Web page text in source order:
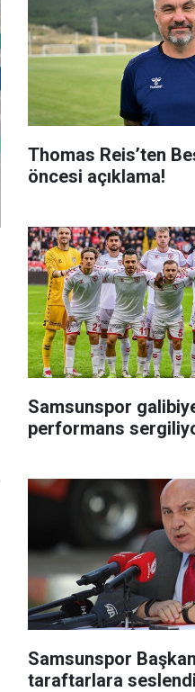
Thomas Reis’ten
öncesi açıklama!
Samsunspor
performans
Samsunspor
taraftarlara